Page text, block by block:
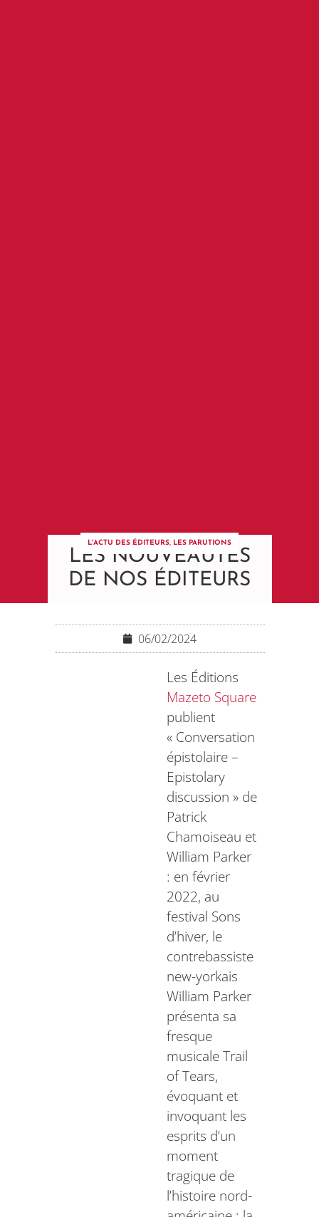
L'ACTU DES ÉDITEURS, LES PARUTIONS
LES NOUVEAUTÉS
DE NOS ÉDITEURS
06/02/2024
Les Éditions
Mazeto Square
publient
« Conversation
épistolaire –
Epistolary
discussion » de
Patrick
Chamoiseau et
William Parker
: en février
2022, au
festival Sons
d’hiver, le
contrebassiste
new-yorkais
William Parker
présenta sa
fresque
musicale Trail
of Tears,
évoquant et
invoquant les
esprits d’un
moment
tragique de
l’histoire nord-